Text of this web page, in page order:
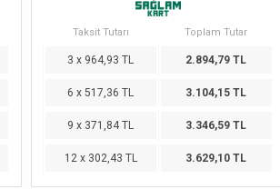
Taksit Tutarı Toplam Tutar
3 x 964,93 TL 2.894,79 TL
6 x 517,36 TL 3.104,15 TL
9 x 371,84 TL 3.346,59 TL
12 x 302,43 TL 3.629,10 TL